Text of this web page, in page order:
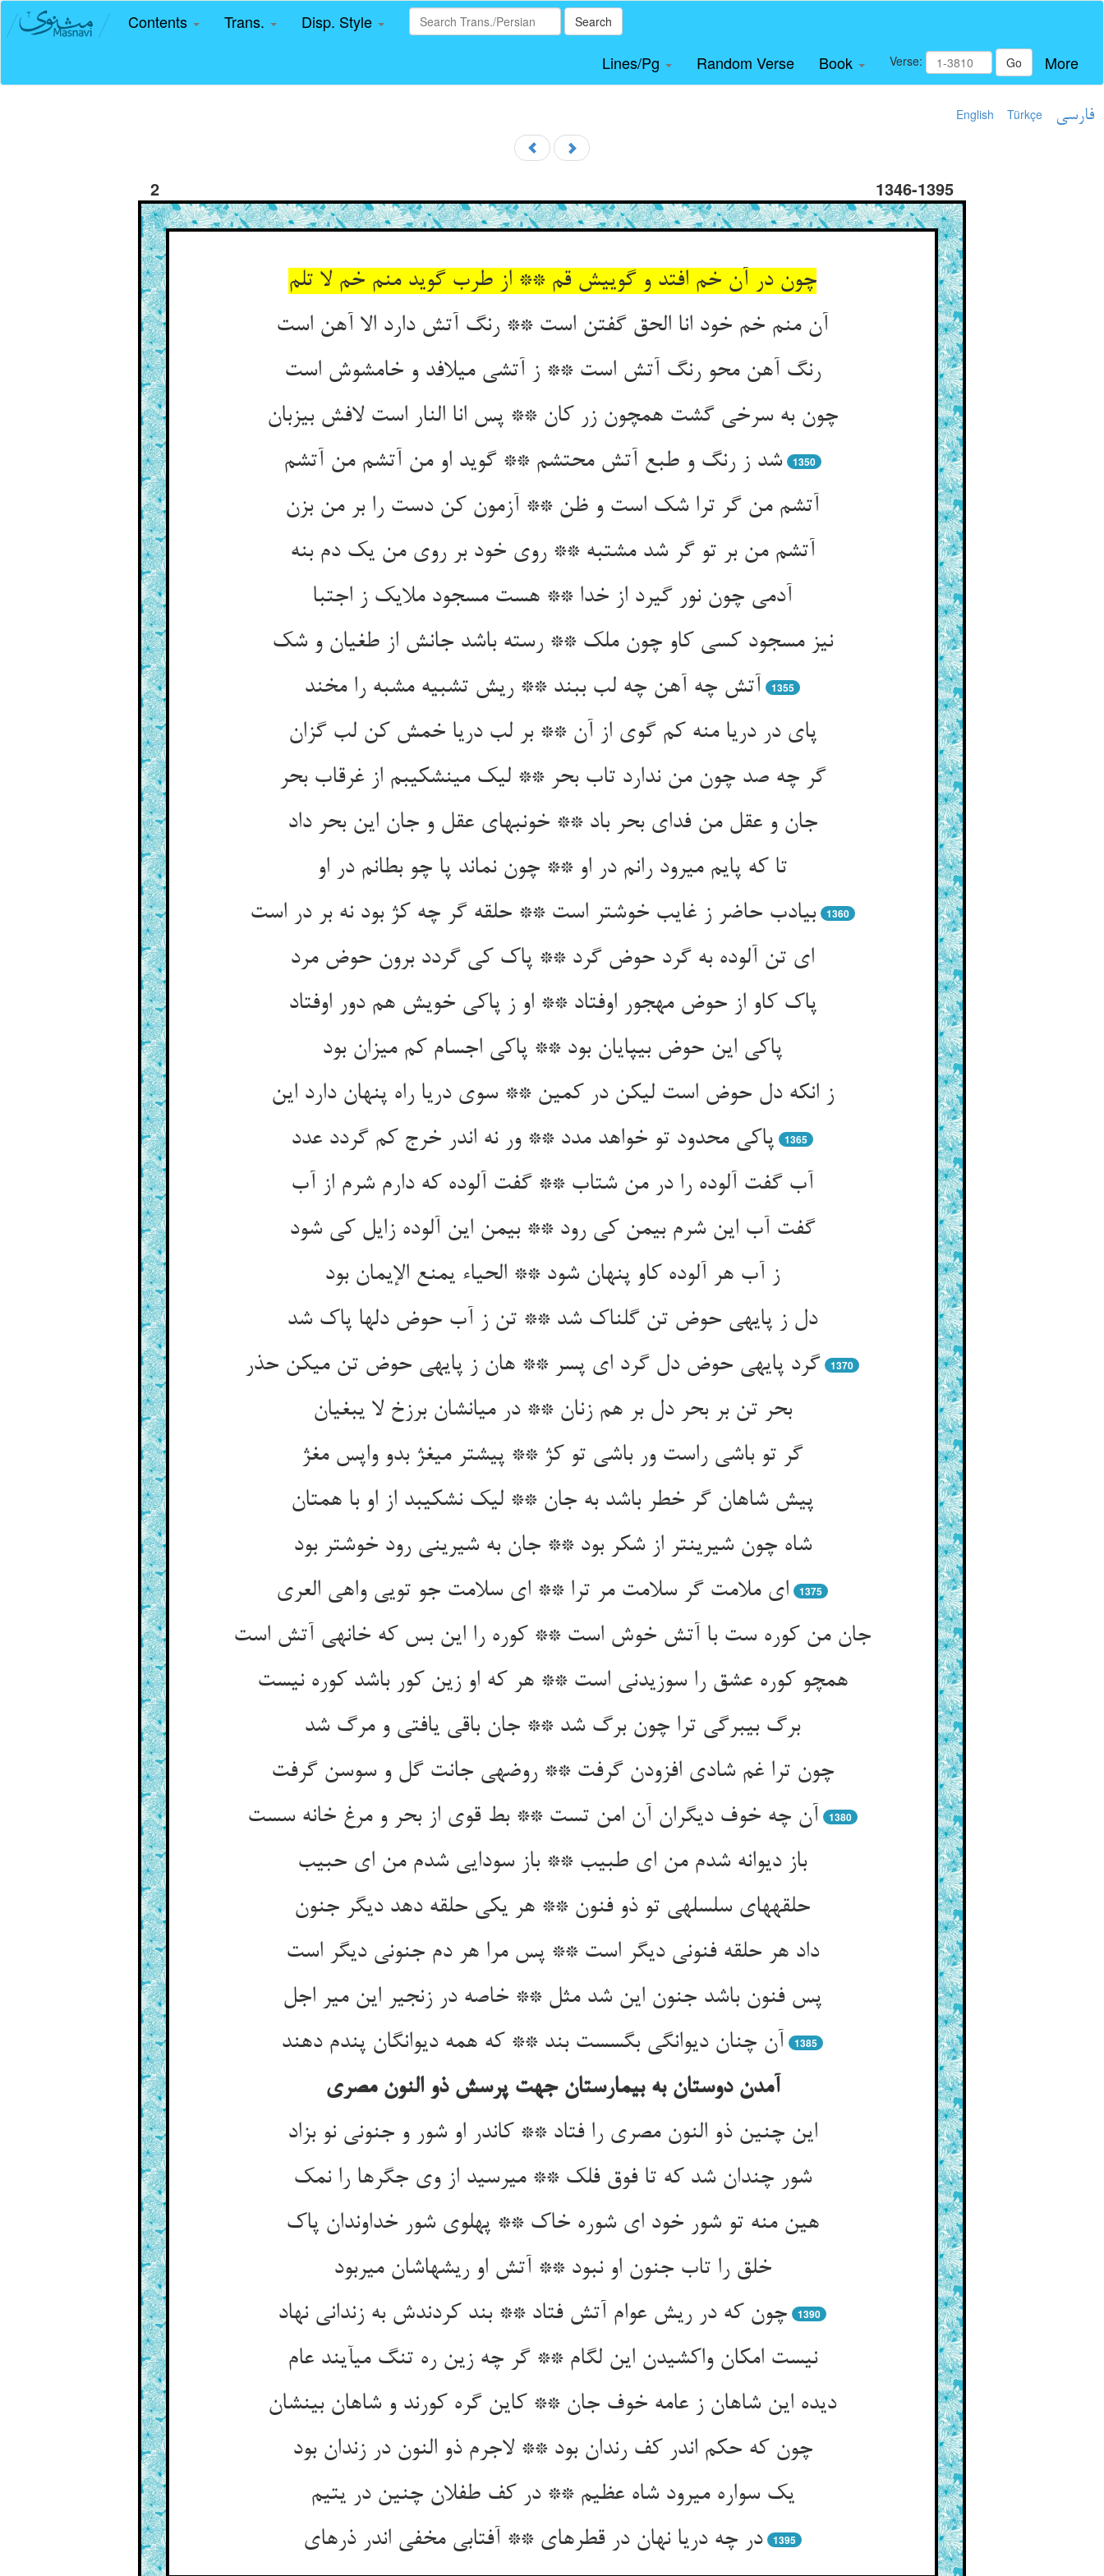
Contents Trans. Disp. Style Search
Lines/Pg Random Verse Book Verse: Go More
English Türkçe فارسی
2 1346-1395
چون در آن خم افتد و گوییش قم ** از طرب گوید منم خم لا تلم‏
آن منم خم خود انا الحق گفتن است ** رنگ آتش دارد الا آهن است‏
رنگ آهن محو رنگ آتش است ** ز آتشی می‏لافد و خامش‏وش است‏
چون به سرخی گشت همچون زر کان ** پس انا النار است لافش بی‏زبان‏
شد ز رنگ و طبع آتش محتشم ** گوید او من آتشم من آتشم‏
1350
آتشم من گر ترا شک است و ظن ** آزمون کن دست را بر من بزن‏
آتشم من بر تو گر شد مشتبه ** روی خود بر روی من یک دم بنه‏
آدمی چون نور گیرد از خدا ** هست مسجود ملایک ز اجتبا
نیز مسجود کسی کاو چون ملک ** رسته باشد جانش از طغیان و شک‏
آتش چه آهن چه لب ببند ** ریش تشبیه مشبه را مخند
1355
پای در دریا منه کم گوی از آن ** بر لب دریا خمش کن لب گزان‏
گر چه صد چون من ندارد تاب بحر ** لیک می‏نشکیبم از غرقاب بحر
جان و عقل من فدای بحر باد ** خونبهای عقل و جان این بحر داد
تا که پایم می‏رود رانم در او ** چون نماند پا چو بطانم در او
بی‏ادب حاضر ز غایب خوشتر است ** حلقه گر چه کژ بود نه بر در است‏
1360
ای تن آلوده به گرد حوض گرد ** پاک کی گردد برون حوض مرد
پاک کاو از حوض مهجور اوفتاد ** او ز پاکی خویش هم دور اوفتاد
پاکی این حوض بی‏پایان بود ** پاکی اجسام کم میزان بود
ز انکه دل حوض است لیکن در کمین ** سوی دریا راه پنهان دارد این‏
پاکی محدود تو خواهد مدد ** ور نه اندر خرج کم گردد عدد
1365
آب گفت آلوده را در من شتاب ** گفت آلوده که دارم شرم از آب‏
گفت آب این شرم بی‏من کی رود ** بی‏من این آلوده زایل کی شود
ز آب هر آلوده کاو پنهان شود ** الحیاء یمنع الإیمان بود
دل ز پایه‏ی حوض تن گلناک شد ** تن ز آب حوض دلها پاک شد
گرد پایه‏ی حوض دل گرد ای پسر ** هان ز پایه‏ی حوض تن می‏کن حذر
1370
بحر تن بر بحر دل بر هم زنان ** در میانشان برزخ لا یبغیان‏
گر تو باشی راست ور باشی تو کژ ** پیشتر می‏غژ بدو واپس مغژ
پیش شاهان گر خطر باشد به جان ** لیک نشکیبد از او با همتان‏
شاه چون شیرین‏تر از شکر بود ** جان به شیرینی رود خوشتر بود
ای ملامت گر سلامت مر ترا ** ای سلامت جو تویی واهی العری‏
1375
جان من کوره ست با آتش خوش است ** کوره را این بس که خانه‏ی آتش است‏
همچو کوره عشق را سوزیدنی است ** هر که او زین کور باشد کوره نیست‏
برگ بی‏برگی ترا چون برگ شد ** جان باقی یافتی و مرگ شد
چون ترا غم شادی افزودن گرفت ** روضه‏ی جانت گل و سوسن گرفت‏
آن چه خوف دیگران آن امن تست ** بط قوی از بحر و مرغ خانه سست‏
1380
باز دیوانه شدم من ای طبیب ** باز سودایی شدم من ای حبیب‏
حلقه‏های سلسله‏ی تو ذو فنون ** هر یکی حلقه دهد دیگر جنون‏
داد هر حلقه فنونی دیگر است ** پس مرا هر دم جنونی دیگر است‏
پس فنون باشد جنون این شد مثل ** خاصه در زنجیر این میر اجل‏
آن چنان دیوانگی بگسست بند ** که همه دیوانگان پندم دهند
1385
آمدن دوستان به بیمارستان جهت پرسش ذو النون مصری
این چنین ذو النون مصری را فتاد ** کاندر او شور و جنونی نو بزاد
شور چندان شد که تا فوق فلک ** می‏رسید از وی جگرها را نمک‏
هین منه تو شور خود ای شوره خاک ** پهلوی شور خداوندان پاک‏
خلق را تاب جنون او نبود ** آتش او ریشهاشان می‏ربود
چون که در ریش عوام آتش فتاد ** بند کردندش به زندانی نهاد
1390
نیست امکان واکشیدن این لگام ** گر چه زین ره تنگ می‏آیند عام‏
دیده این شاهان ز عامه خوف جان ** کاین گره کورند و شاهان بی‏نشان‏
چون که حکم اندر کف رندان بود ** لاجرم ذو النون در زندان بود
یک سواره می‏رود شاه عظیم ** در کف طفلان چنین در یتیم‏
در چه دریا نهان در قطره‏ای ** آفتابی مخفی اندر ذره‏ای‏
1395